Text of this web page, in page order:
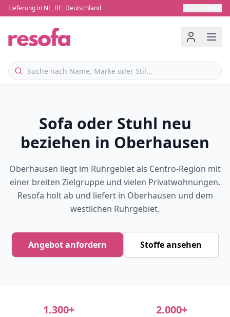
Lieferung in NL, BE, Deutschland
Sofa oder Stuhl neu
beziehen in Oberhausen
Oberhausen liegt im Ruhrgebiet als Centro-Region mit
einer breiten Zielgruppe und vielen Privatwohnungen.
Resofa holt ab und liefert in Oberhausen und dem
westlichen Ruhrgebiet.
Angebot anfordern Stoffe ansehen
1.300+ 2.000+